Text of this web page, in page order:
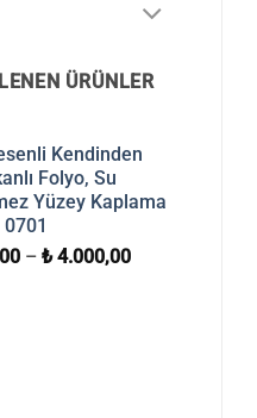
ÜRÜNLER
Kendinden
Folyo, Su
Yüzey Kaplama
0701
– ₺4.000,00